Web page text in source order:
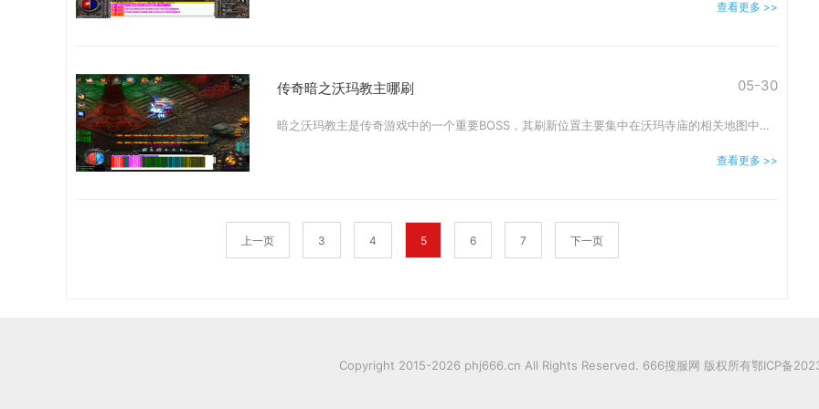
查看更多 >>
传奇暗之沃玛教主哪刷 05-30
暗之沃玛教主是传奇游戏中的一个重要BOSS，其刷新位置主要集中在沃玛寺庙的相关地图中。暗之沃玛教主会在沃玛教主的房间出现，这个房间是一个封闭的区域，需要通过一定的技巧才
查看更多 >>
上一页 3 4 5 6 7 下一页
Copyright 2015-2026 phj666.cn All Rights Reserved. 666搜服网 版权所有鄂ICP备